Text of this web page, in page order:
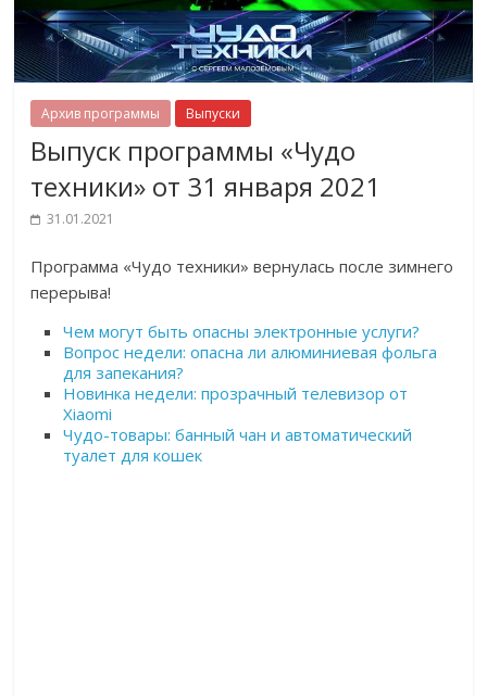
Архив программы Выпуски
Выпуск программы «Чудо
техники» от 31 января 2021
31.01.2021
Программа «Чудо техники» вернулась после зимнего
перерыва!
Чем могут быть опасны электронные услуги?
Вопрос недели: опасна ли алюминиевая фольга
для запекания?
Новинка недели: прозрачный телевизор от
Xiaomi
Чудо-товары: банный чан и автоматический
туалет для кошек